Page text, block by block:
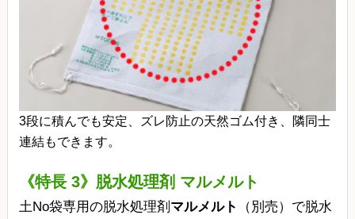
3段に積んでも安定、ズレ防止の天然ゴム付き、隣同士
連結もできます。
《特長 3》脱水処理剤 マルメルト
土No袋専用の脱水処理剤 マルメルト
（別売）で脱水